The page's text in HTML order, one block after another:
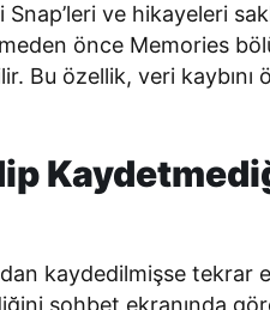
ve hikayeleri
önce Memories
Bu özellik, veri kaybını
kaydedilmişse tekrar
sohbet ekranında